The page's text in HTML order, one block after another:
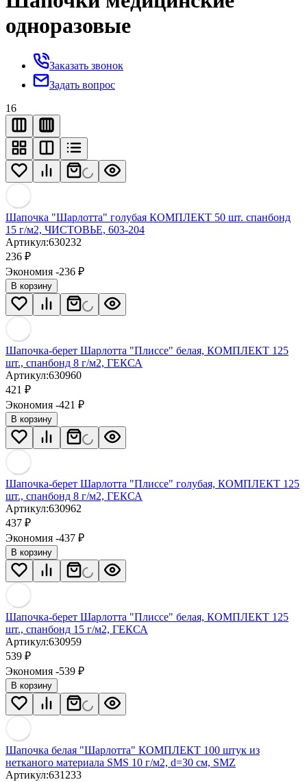
одноразовые
Заказать звонок
Задать вопрос
16
Шапочка "Шарлотта" голубая КОМПЛЕКТ 50 шт. спанбонд
15 г/м2, ЧИСТОВЬЕ, 603-204
Артикул:630232
236 ₽
Экономия -236 ₽
В корзину
Шапочка-берет Шарлотта "Плиссе" белая, КОМПЛЕКТ 125
шт., спанбонд 8 г/м2, ГЕКСА
Артикул:630960
421 ₽
Экономия -421 ₽
В корзину
Шапочка-берет Шарлотта "Плиссе" голубая, КОМПЛЕКТ 125
шт., спанбонд 8 г/м2, ГЕКСА
Артикул:630962
437 ₽
Экономия -437 ₽
В корзину
Шапочка-берет Шарлотта "Плиссе" белая, КОМПЛЕКТ 125
шт., спанбонд 15 г/м2, ГЕКСА
Артикул:630959
539 ₽
Экономия -539 ₽
В корзину
Шапочка белая "Шарлотта" КОМПЛЕКТ 100 штук из
нетканого материала SMS 10 г/м2, d=30 см, SMZ
Артикул:631233